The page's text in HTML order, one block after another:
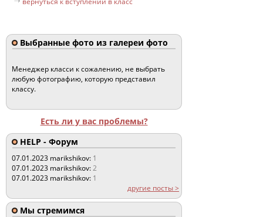
Выбранные фото из галереи фото
Менеджер класси к сожалению, не выбрать
любую фотографию, которую представил
классу.
Есть ли у вас проблемы?
HELP - Форум
07.01.2023 marikshikov: 1
07.01.2023 marikshikov:2
07.01.2023 marikshikov: 1
другие посты >
Мы стремимся